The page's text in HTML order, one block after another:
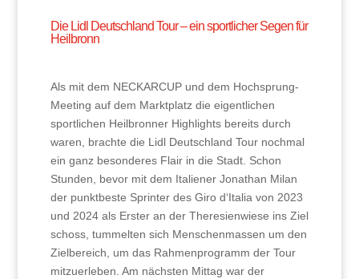
Die Lidl Deutschland Tour – ein sportlicher Segen für
Heilbronn
Als mit dem NECKARCUP und dem Hochsprung-
Meeting auf dem Marktplatz die eigentlichen
sportlichen Heilbronner Highlights bereits durch
waren, brachte die Lidl Deutschland Tour nochmal
ein ganz besonderes Flair in die Stadt. Schon
Stunden, bevor mit dem Italiener Jonathan Milan
der punktbeste Sprinter des Giro d‘Italia von 2023
und 2024 als Erster an der Theresienwiese ins Ziel
schoss, tummelten sich Menschenmassen um den
Zielbereich, um das Rahmenprogramm der Tour
mitzuerleben. Am nächsten Mittag war der